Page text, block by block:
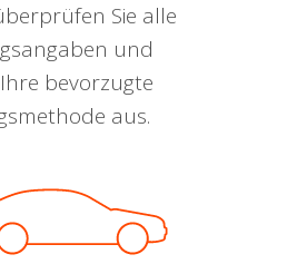
Sie alle
und
bevorzugte
aus.